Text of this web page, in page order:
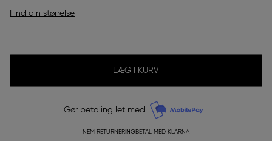
Find din størrelse
LÆG I KURV
Gør betaling let med
NEM RETURNERINGBETAL MED KLARNA